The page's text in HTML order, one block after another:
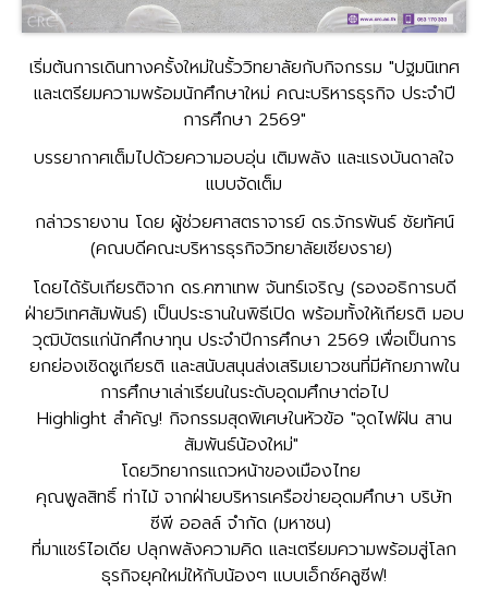
เริ่มต้นการเดินทางครั้งใหม่ในรั้ววิทยาลัยกับกิจกรรม "ปฐมนิเทศ
และเตรียมความพร้อมนักศึกษาใหม่ คณะบริหารธุรกิจ ประจำปี
การศึกษา 2569"
บรรยากาศเต็มไปด้วยความอบอุ่น เติมพลัง และแรงบันดาลใจ
แบบจัดเต็ม
กล่าวรายงาน โดย ผู้ช่วยศาสตราจารย์ ดร.จักรพันธ์ ชัยทัศน์
(คณบดีคณะบริหารธุรกิจวิทยาลัยเชียงราย)
โดยได้รับเกียรติจาก ดร.คฑาเทพ จันทร์เจริญ (รองอธิการบดี
ฝ่ายวิเทศสัมพันธ์) เป็นประธานในพิธีเปิด พร้อมทั้งให้เกียรติ มอบ
วุฒิบัตรแก่นักศึกษาทุน ประจำปีการศึกษา 2569 เพื่อเป็นการ
ยกย่องเชิดชูเกียรติ และสนับสนุนส่งเสริมเยาวชนที่มีศักยภาพใน
การศึกษาเล่าเรียนในระดับอุดมศึกษาต่อไป
Highlight สำคัญ! กิจกรรมสุดพิเศษในหัวข้อ "จุดไฟฝัน สาน
สัมพันธ์น้องใหม่"
โดยวิทยากรแถวหน้าของเมืองไทย
คุณพูลสิทธิ์ ท่าไม้ จากฝ่ายบริหารเครือข่ายอุดมศึกษา บริษัท
ซีพี ออลล์ จำกัด (มหาชน)
ที่มาแชร์ไอเดีย ปลุกพลังความคิด และเตรียมความพร้อมสู่โลก
ธุรกิจยุคใหม่ให้กับน้องๆ แบบเอ็กซ์คลูซีฟ!